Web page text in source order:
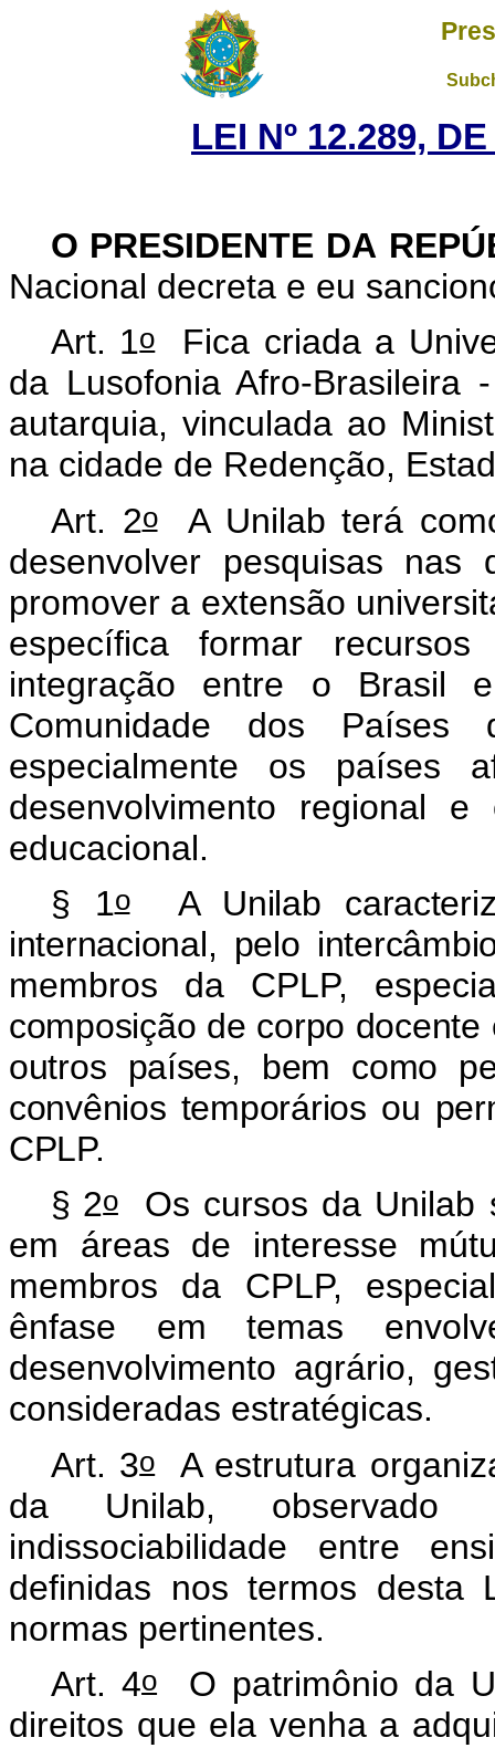
LEI Nº 12.289,
O PRESIDENTE DA
Nacional decreta e eu
Art. 1oFica criada a
da Lusofonia Afro-Brasileira
autarquia, vinculada ao
na cidade de Redenção,
Art. 2oA Unilab terá
desenvolver pesquisas nas
promover a extensão
específica formar
integração entre o Brasil
Comunidade dos
especialmente os países
desenvolvimento regional
educacional.
§ 1o
A Unilab
internacional, pelo
membros da CPLP,
composição de corpo
outros países, bem como
convênios temporários ou
CPLP.
§ 2o
Os cursos da Unilab
em áreas de interesse
membros da CPLP,
ênfase em temas
desenvolvimento agrário,
consideradas estratégicas.
Art. 3oA estrutura
da Unilab, observado
indissociabilidade entre
definidas nos termos
normas pertinentes.
Art. 4o
O patrimônio da
direitos que ela venha a